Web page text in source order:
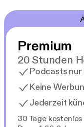
Premium
20 Stunden
Podcasts
Keine
Jederzeit
30 Tage